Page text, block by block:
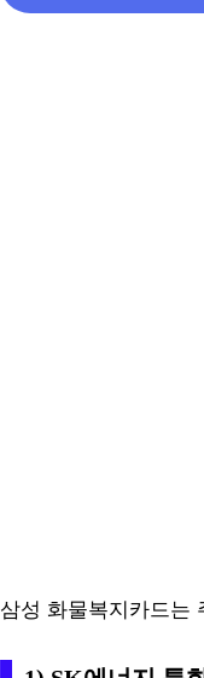
삼성 화물복지카드는